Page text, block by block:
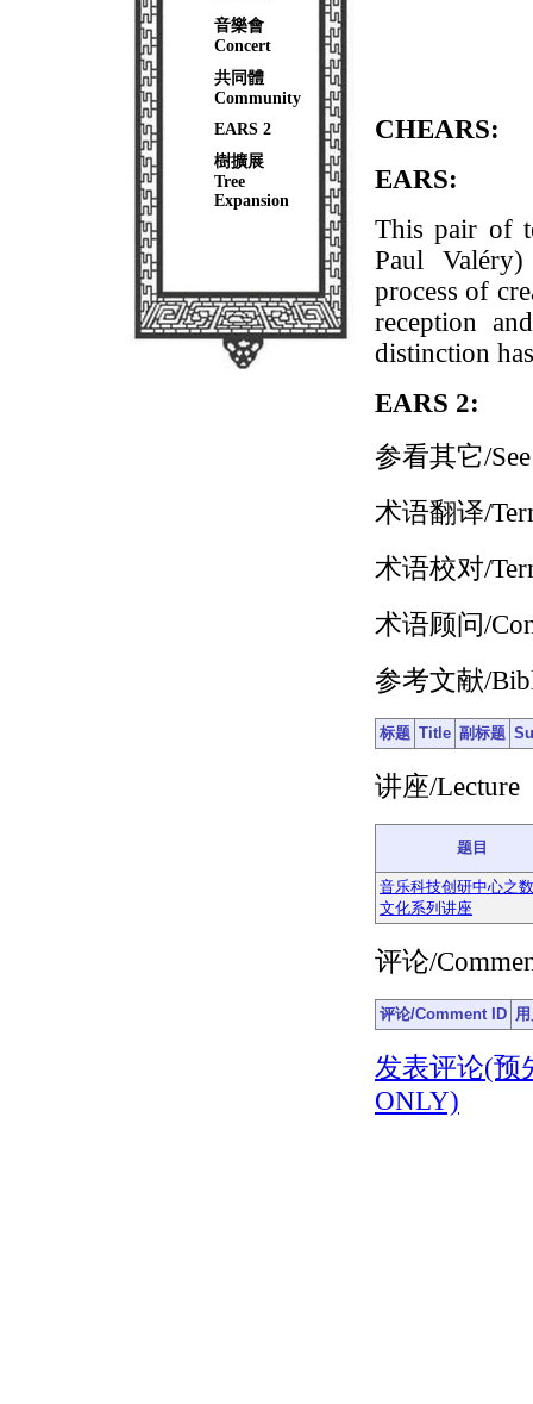
音樂會
Concert
共同體
Community
EARS 2
樹擴展
Tree
Expansion
CHEARS:
EARS:
This pair of
Paul
process of
reception
distinction
EARS 2:
参看其它/
术语翻译/
术语校对/
术语顾问/
参考文献/
标题 Title 副标题
讲座/Lecture
题目
音乐科技创研中心之
文化系列讲座
评论/
评论/Comment ID
发表评论(预
ONLY)